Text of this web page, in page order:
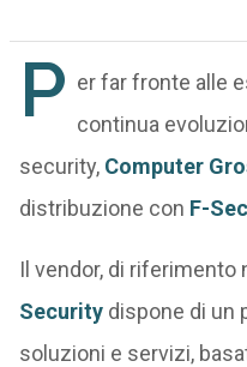
P er far fronte alle
continua
security, Computer
distribuzione con F-
Il vendor, di riferimento
Securitydispone di un
soluzioni e servizi,